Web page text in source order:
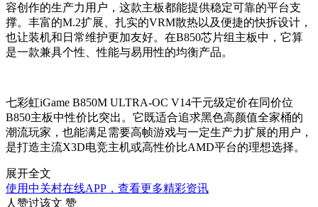
容创作的生产力用户，这款主板都能提供稳定可靠的平台支
撑。丰富的M.2扩展、扎实的VRM散热以及便捷的快拆设计，
也让装机和日常维护更加友好。在B850芯片组主板中，它算
是一款兼具个性、性能与易用性的均衡产品。
七彩虹iGame B850M ULTRA-OC V14干元级定价在同价位
B850主板中性价比突出。它既适合追求黑色高颜值全家桶的
潮流玩家，也能满足需要高帧游戏与一定生产力扩展的用户，
是打造主流X3D电竞主机或高性价比AMD平台的理想选择。
展开全文
使用中关村在线APP，查看更多精彩资讯
人赞过该文 赞